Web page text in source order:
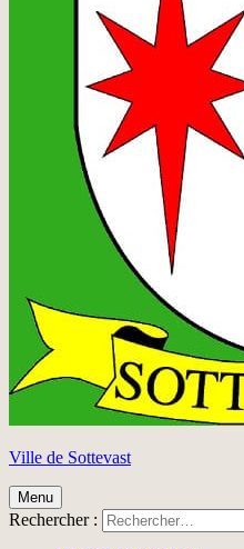
Ville de Sottevast
Menu
Rechercher :